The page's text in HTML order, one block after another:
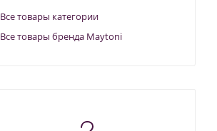
Все товары категории
Все товары бренда Maytoni